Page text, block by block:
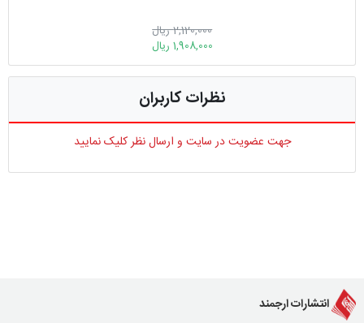
2,120,000 ریال
1,908,000 ریال
نظرات کاربران
جهت عضویت در سایت و ارسال نظر کلیک نمایید
انتشارات ارجمند